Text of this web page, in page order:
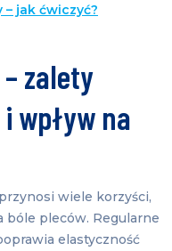
jak ćwiczyć?
zalety
wpływ na
wiele korzyści,
bóle pleców. Regularne
elastyczność